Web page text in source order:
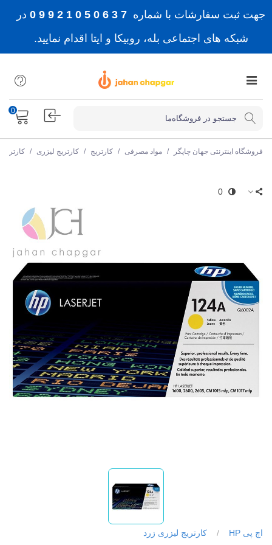
جهت ثبت سفارشات با شماره 7 3 6 0 5 0 1 2 9 9 0
در
شبکه های اجتماعی بله، روبیکا و ایتا اقدام نمایید.
0
فروشگاه اینترنتی جهان چاپگر / مواد مصرفی / کارتریج / کارتریج لیزری /
0
اچ پی HP / کارتریج لیزری زرد